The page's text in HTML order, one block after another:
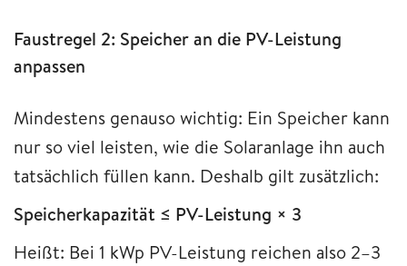
Faustregel 2: Speicher an die PV-Leistung
anpassen
Mindestens genauso wichtig: Ein Speicher kann
nur so viel leisten, wie die Solaranlage ihn auch
tatsächlich füllen kann. Deshalb gilt zusätzlich:
Speicherkapazität ≤ PV-Leistung × 3
Heißt: Bei 1 kWp PV-Leistung reichen also 2–3